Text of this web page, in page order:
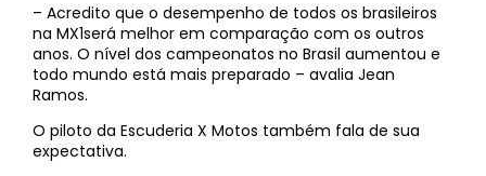
– Acredito que o desempenho de todos os brasileiros
na MX1será melhor em comparação com os outros
anos. O nível dos campeonatos no Brasil aumentou e
todo mundo está mais preparado – avalia Jean
Ramos.
O piloto da Escuderia X Motos também fala de sua
expectativa.